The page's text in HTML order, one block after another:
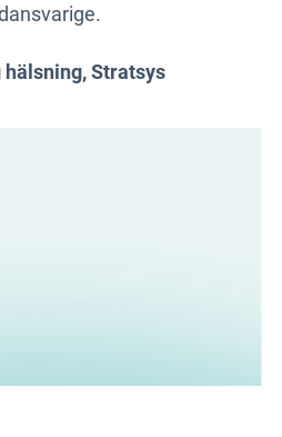
hälsning, Stratsys